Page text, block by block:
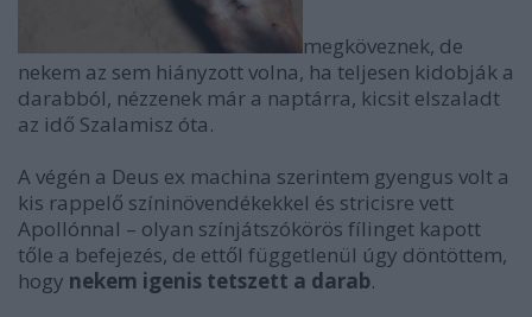
megköveznek, de
nekem az sem hiányzott volna, ha teljesen kidobják a
darabból, nézzenek már a naptárra, kicsit elszaladt
az idő Szalamisz óta.
A végén a Deus ex machina szerintem gyengus volt a
kis rappelő színinövendékekkel és stricisre vett
Apollónnal – olyan színjátszókörös fílinget kapott
tőle a befejezés, de ettől függetlenül úgy döntöttem,
hogy nekem igenis tetszett a darab.